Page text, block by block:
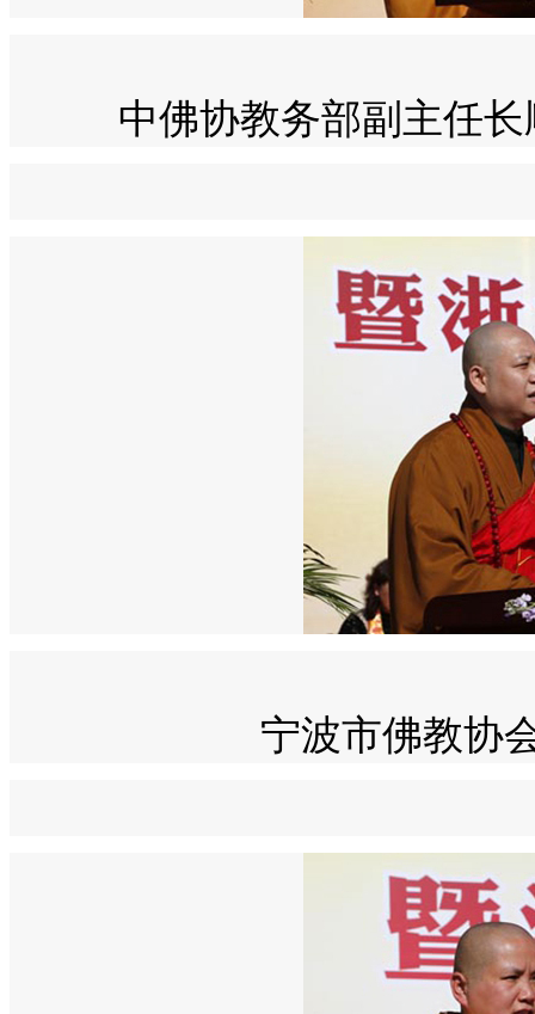
中佛协教务部副主任
宁波市佛教协